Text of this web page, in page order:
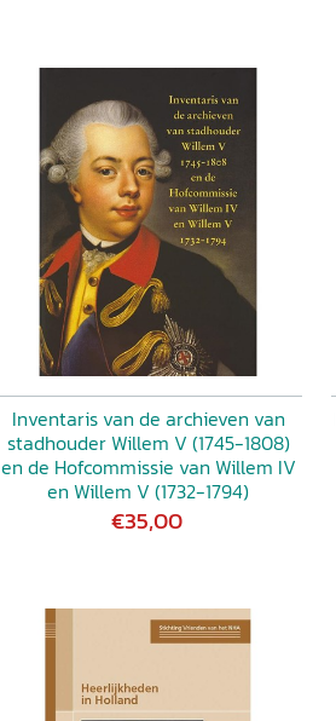
Inventaris van de archieven van
stadhouder Willem V (1745-1808)
en de Hofcommissie van Willem IV
en Willem V (1732-1794)
€35,00